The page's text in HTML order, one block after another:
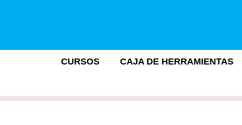
CURSOS CAJA DE HERRAMIENTAS